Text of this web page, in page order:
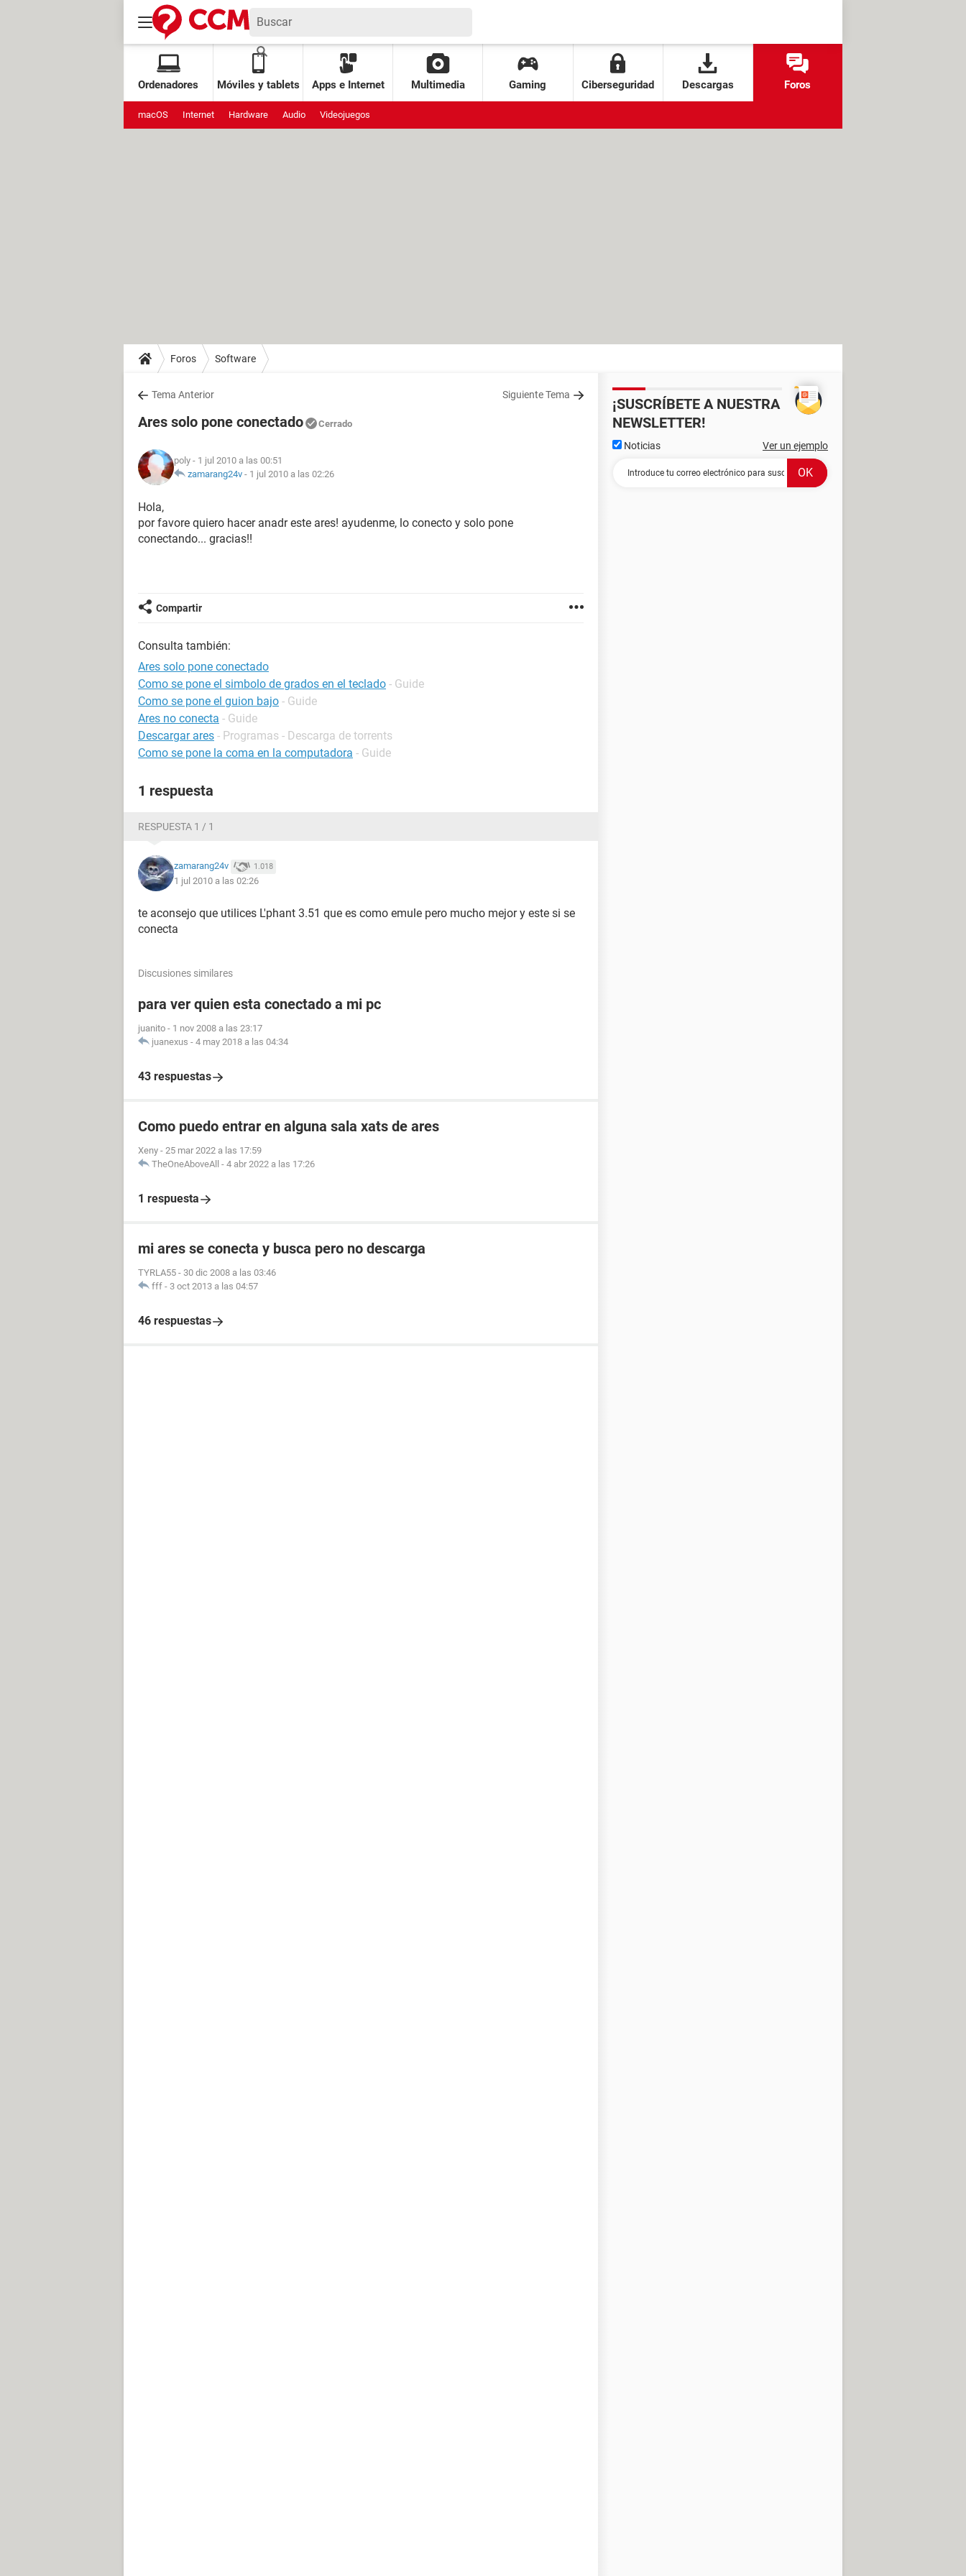
Ordenadores Móviles y tablets Apps e Internet Multimedia Gaming Ciberseguridad Descargas Foros
macOS Internet Hardware Audio Videojuegos
Foros Software
Tema Anterior Siguiente Tema
Ares solo pone conectado Cerrado
poly - 1 jul 2010 a las 00:51
zamarang24v - 1 jul 2010 a las 02:26
Hola,
por favore quiero hacer anadr este ares! ayudenme, lo conecto y solo pone
conectando... gracias!!
Compartir
Consulta también:
Ares solo pone conectado
Como se pone el simbolo de grados en el teclado - Guide
Como se pone el guion bajo - Guide
Ares no conecta - Guide
Descargar ares - Programas - Descarga de torrents
Como se pone la coma en la computadora - Guide
1 respuesta
RESPUESTA 1 / 1
zamarang24v 1.018
1 jul 2010 a las 02:26
te aconsejo que utilices L'phant 3.51 que es como emule pero mucho mejor y este si se
conecta
Discusiones similares
para ver quien esta conectado a mi pc
juanito - 1 nov 2008 a las 23:17
juanexus - 4 may 2018 a las 04:34
43 respuestas
Como puedo entrar en alguna sala xats de ares
Xeny - 25 mar 2022 a las 17:59
TheOneAboveAll - 4 abr 2022 a las 17:26
1 respuesta
mi ares se conecta y busca pero no descarga
TYRLA55 - 30 dic 2008 a las 03:46
fff - 3 oct 2013 a las 04:57
46 respuestas
¡SUSCRÍBETE A NUESTRA
NEWSLETTER!
Noticias Ver un ejemplo